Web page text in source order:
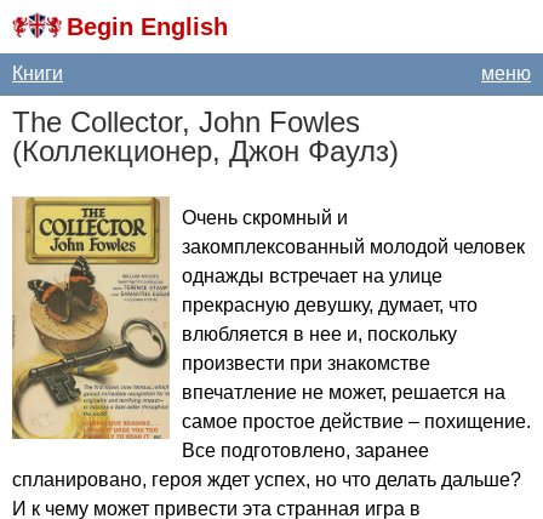
Begin English
меню
Книги
The Collector, John Fowles
(Коллекционер, Джон Фаулз)
Очень скромный и
закомплексованный молодой человек
однажды встречает на улице
прекрасную девушку, думает, что
влюбляется в нее и, поскольку
произвести при знакомстве
впечатление не может, решается на
самое простое действие – похищение.
Все подготовлено, заранее
спланировано, героя ждет успех, но что делать дальше?
И к чему может привести эта странная игра в